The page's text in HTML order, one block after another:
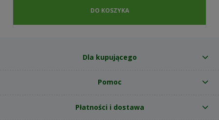
DO KOSZYKA
Dla kupującego
Pomoc
Płatności i dostawa